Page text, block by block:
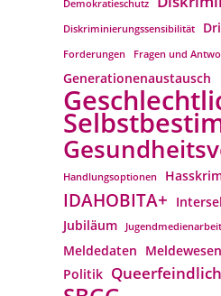
Demokratieschutz
Diskriminierungssensibilität
Forderungen Fragen und
Generationenaustausch
Handlungsoptionen
IDAHOBITA+
Jubiläum
Jugendmedienarbeit
Meldedaten Meldewesen
Politik